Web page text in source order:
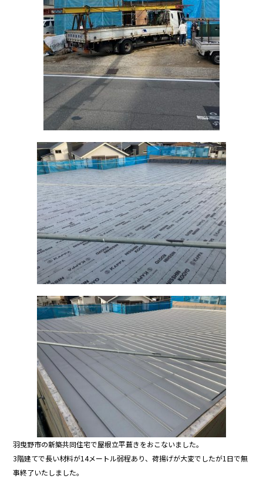
羽曳野市の新築共同住宅で屋根立平葺きをおこないました。
3階建てで長い材料が14メートル弱程あり、荷揚げが大変でしたが1日で無
事終了いたしました。